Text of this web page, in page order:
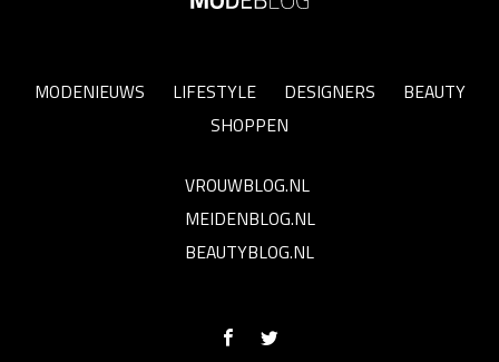
MODENIEUWS LIFESTYLE DESIGNERS
BEAUTY
SHOPPEN
VROUWBLOG.NL
MEIDENBLOG.NL
BEAUTYBLOG.NL